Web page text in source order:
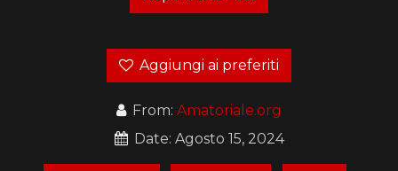
Aggiungi ai preferiti
From: Amatoriale.org
Date: Agosto 15, 2024